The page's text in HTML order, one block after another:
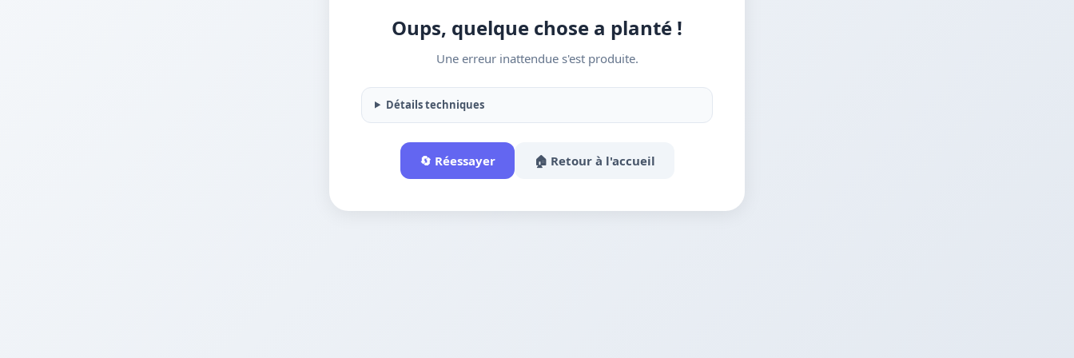
Oups, quelque chose a planté !
Une erreur inattendue s'est produite.
Détails techniques
🔄 Réessayer 🏠 Retour à l'accueil